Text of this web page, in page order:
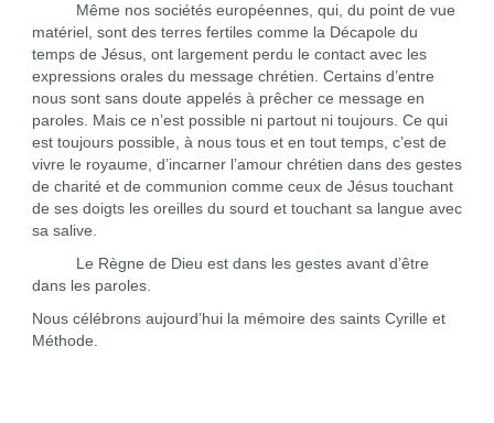
Même nos sociétés européennes, qui, du point de vue
matériel, sont des terres fertiles comme la Décapole du
temps de Jésus, ont largement perdu le contact avec les
expressions orales du message chrétien. Certains d’entre
nous sont sans doute appelés à prêcher ce message en
paroles. Mais ce n’est possible ni partout ni toujours. Ce qui
est toujours possible, à nous tous et en tout temps, c’est de
vivre le royaume, d’incarner l’amour chrétien dans des gestes
de charité et de communion comme ceux de Jésus touchant
de ses doigts les oreilles du sourd et touchant sa langue avec
sa salive.
Le Règne de Dieu est dans les gestes avant d’être
dans les paroles.
Nous célébrons aujourd’hui la mémoire des saints Cyrille et
Méthode.